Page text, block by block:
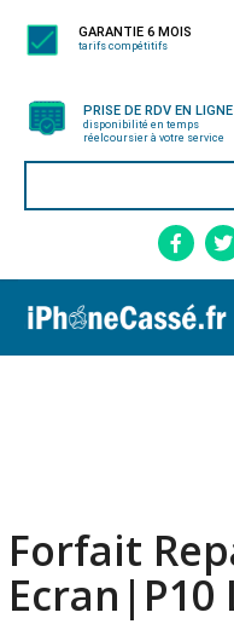
GARANTIE 6 MOIS
tarifs compétitifs
PRISE DE RDV EN LIGNE
disponibilité en temps
réelcoursier à votre service
Forfait
Ecran|P10